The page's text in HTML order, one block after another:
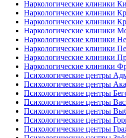
Наркологические клиники
Наркологические клиники
Наркологические клиники
Наркологические клиники
Наркологические клиники
Наркологические клиники
Наркологические клиники
Наркологические клиники
Психологические центры
Психологические центры
Психологические центры
Психологические центры
Психологические центры
Психологические центры
Психологические центры